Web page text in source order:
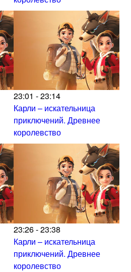
23:01 - 23:14
Карли – искательница
приключений. Древнее
королевство
23:26 - 23:38
Карли – искательница
приключений. Древнее
королевство